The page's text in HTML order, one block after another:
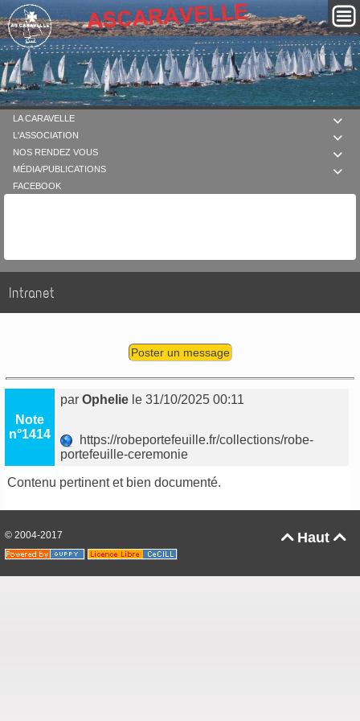

LA CARAVELLE

L'ASSOCIATION

NOS RENDEZ VOUS

MÉDIA/PUBLICATIONS
FACEBOOK
Intranet
Poster un message
Note
n°1414
parOphelie le 31/10/2025 00:11
https://robeportefeuille.fr/collections/robe-
portefeuille-ceremonie
Contenu pertinent et bien documenté.
Haut 
© 2004-2017